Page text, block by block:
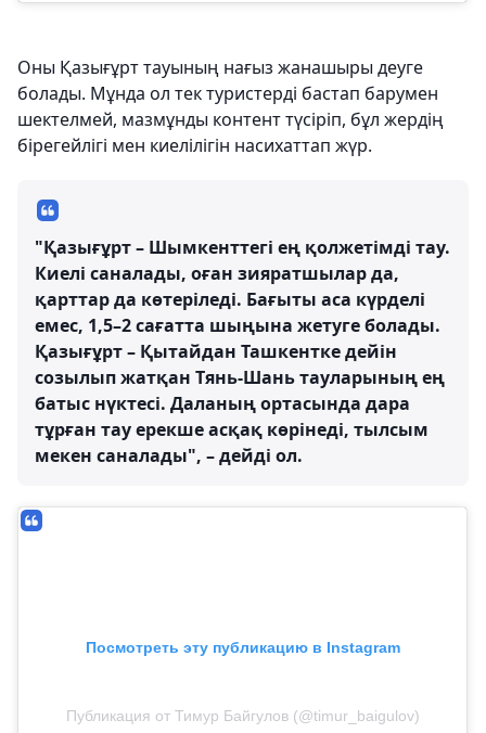
Оны Қазығұрт тауының нағыз жанашыры деуге
болады. Мұнда ол тек туристерді бастап барумен
шектелмей, мазмұнды контент түсіріп, бұл жердің
бірегейлігі мен киелілігін насихаттап жүр.
"Қазығұрт – Шымкенттегі ең қолжетімді тау.
Киелі саналады, оған зияратшылар да,
қарттар да көтеріледі. Бағыты аса күрделі
емес, 1,5–2 сағатта шыңына жетуге болады.
Қазығұрт – Қытайдан Ташкентке дейін
созылып жатқан Тянь-Шань тауларының ең
батыс нүктесі. Даланың ортасында дара
тұрған тау ерекше асқақ көрінеді, тылсым
мекен саналады", – дейді ол.
Посмотреть эту публикацию в Instagram
Публикация от Тимур Байгулов (@timur_baigulov)